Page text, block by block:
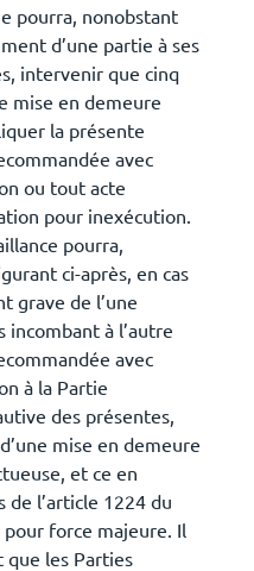
pourra, nonobstant
d’une partie à ses
intervenir que cinq
mise en demeure
la présente
avec
ou tout acte
pour inexécution.
pourra,
ci-après, en cas
grave de l’une
incombant à l’autre
avec
à la Partie
des présentes,
mise en demeure
et ce en
de l’article 1224 du
pour force majeure. Il
que les Parties